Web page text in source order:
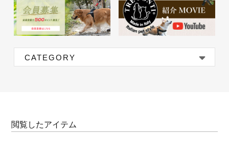
CATEGORY
閲覧したアイテム